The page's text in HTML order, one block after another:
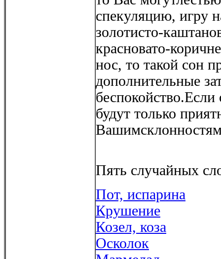
спекуляцию, игру
золотисто-
красновато-
нос, то такой сон
дополнительные
будут только
Пять случайных
Пот, испарина
Крушение
Козел, коза
Осколок